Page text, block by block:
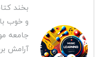
بخند
و خوب
جامعه
آرامش